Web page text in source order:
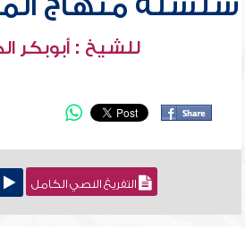
للشيخ : أبوبكر
التفريغ النصي الكامل